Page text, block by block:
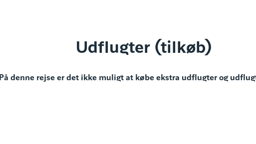
Udflugter (tilkøb)
På denne rejse er det ikke muligt at købe ekstra udflugter og